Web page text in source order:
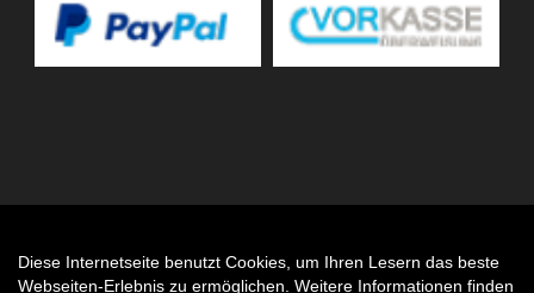
Diese Internetseite benutzt Cookies, um Ihren Lesern das beste
Webseiten-Erlebnis zu ermöglichen. Weitere Informationen finden
Auftrag widerrufen